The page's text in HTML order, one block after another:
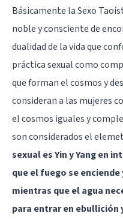
Básicamente la Sexo
noble y consciente de
dualidad de la vida que
práctica sexual como
que forman el cosmos y
consideran a las mujeres
el cosmos iguales y
son considerados el
sexual es Yin y Yang en
que el fuego se
mientras que el agua
para entrar en ebullición